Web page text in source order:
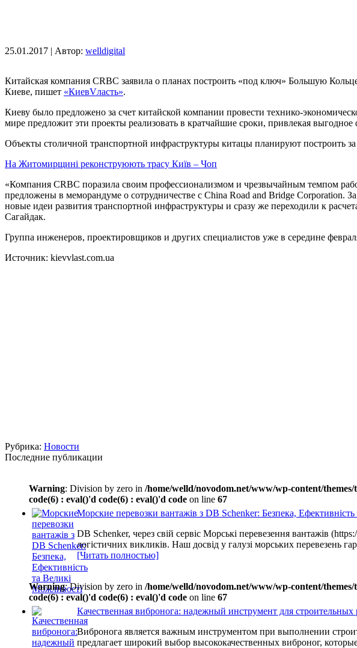
25.01.2017 | Автор: welldigital
Китайская компания CRBC заявила о планах построить «под ключ» Большую
Киеве, пишет «КиевVласть».
Киеву было предложено за счет китайской компании провести технико-
мире предложит эти проекты реализовать в кратчайшие сроки, привлекая
Объекты столичной транспортной инфраструктуры китацы планируют построить
На Житомирщині реконструюють трасу Київ – Чоп
«Компания CRBC поразила своим профессионализмом и чрезвычайным темпом
предложены в меморандуме о сотрудничестве с China Road and Bridge Corporation.
новые идеи развития транспортной инфраструктуры и сразу же переходили к
Сагайдак.
Группа инженеров, проектировщиков и других специалистов уже в середине
Источник: kievvlast.com.ua
Рубрика: Новости
Последние публикации
Warning: Division by zero in /home/welld/novodom.net/www/wp-content/
code(6) : eval()'d code(6) : eval()'d code on line 67
Морские перевозки вантажів з DB Schenker: Безпека,
DB Schenker, через свій сервіс Морські перевезення вантажів
логістичних викликів. Наш досвід у галузі морських перевезень
[Читать полностью]
Warning: Division by zero in /home/welld/novodom.net/www/wp-content/
code(6) : eval()'d code(6) : eval()'d code on line 67
Качественная вибронога: надежный инструмент для строительных
Вибронога является важным инструментом при выполнении
предлагает широкий выбор высококачественных виброног,